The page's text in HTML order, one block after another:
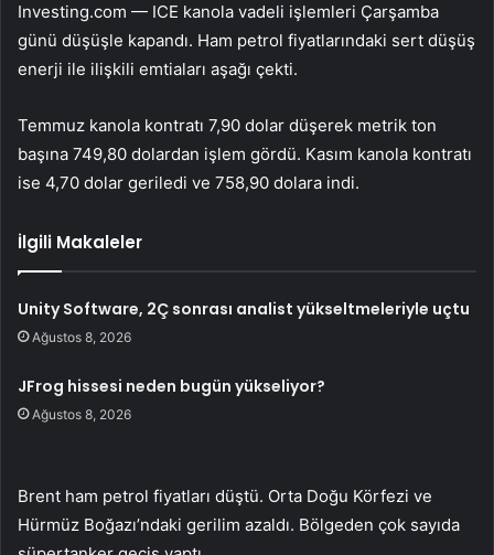
Investing.com — ICE kanola vadeli işlemleri Çarşamba
günü düşüşle kapandı. Ham petrol fiyatlarındaki sert düşüş
enerji ile ilişkili emtiaları aşağı çekti.
Temmuz kanola kontratı 7,90 dolar düşerek metrik ton
başına 749,80 dolardan işlem gördü. Kasım kanola kontratı
ise 4,70 dolar geriledi ve 758,90 dolara indi.
İlgili Makaleler
Unity Software, 2Ç sonrası analist yükseltmeleriyle uçtu
Ağustos 8, 2026
JFrog hissesi neden bugün yükseliyor?
Ağustos 8, 2026
Brent ham petrol fiyatları düştü. Orta Doğu Körfezi ve
Hürmüz Boğazı’ndaki gerilim azaldı. Bölgeden çok sayıda